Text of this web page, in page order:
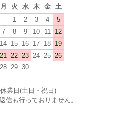
月 火 水 木 金
土
1
2 3 4
5
7 8 9 10 11
12
14 15 16 17 18 19
21 22 23 24 25 26
28 29 30
休業日(土日・祝日)
信も行っておりません。